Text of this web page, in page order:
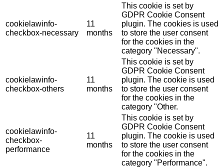
cookielawinfo-
checkbox-necessary
11
months
This cookie is set by
GDPR Cookie Consent
plugin. The cookies is used
to store the user consent
for the cookies in the
category "Necessary".
cookielawinfo-
checkbox-others
11
months
This cookie is set by
GDPR Cookie Consent
plugin. The cookie is used
to store the user consent
for the cookies in the
category "Other.
cookielawinfo-
checkbox-
performance
11
months
This cookie is set by
GDPR Cookie Consent
plugin. The cookie is used
to store the user consent
for the cookies in the
category "Performance".